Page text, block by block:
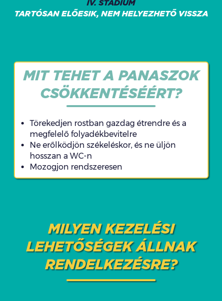
IV. STÁDIUM
TARTÓSAN ELŐESIK, NEM HELYEZHETŐ VISSZA
MIT TEHET A PANASZOK
CSÖKKENTÉSÉÉRT?
Törekedjen rostban gazdag étrendre és a
megfelelő folyadékbevitelre
Ne erőlködjön székeléskor, és ne üljön
hosszan a WC-n
Mozogjon rendszeresen
MILYEN KEZELÉSI
LEHETŐSÉGEK ÁLLNAK
RENDELKEZÉSRE?